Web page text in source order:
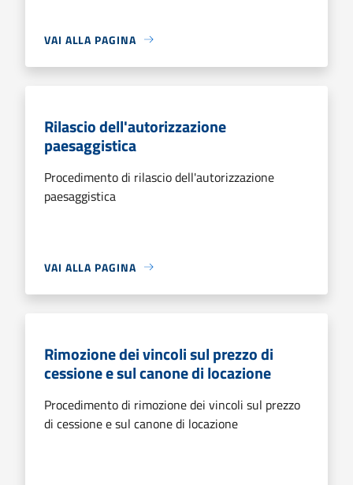
VAI ALLA PAGINA
Rilascio dell'autorizzazione
paesaggistica
Procedimento di rilascio dell'autorizzazione
paesaggistica
VAI ALLA PAGINA
Rimozione dei vincoli sul prezzo di
cessione e sul canone di locazione
Procedimento di rimozione dei vincoli sul prezzo
di cessione e sul canone di locazione